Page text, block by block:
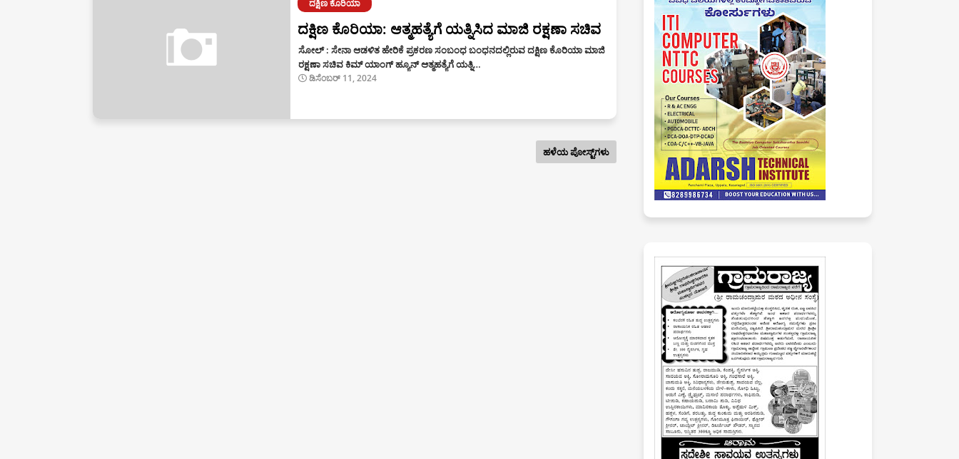
ದಕ್ಷಿಣ ಕೊರಿಯಾ
ದಕ್ಷಿಣ ಕೊರಿಯಾ: ಆತ್ಮಹತ್ಯೆಗೆ ಯತ್ನಿಸಿದ ಮಾಜಿ ರಕ್ಷಣಾ ಸಚಿವ
ಸೋಲ್ : ಸೇನಾ ಆಡಳಿತ ಹೇರಿಕೆ ಪ್ರಕರಣ ಸಂಬಂಧ ಬಂಧನದಲ್ಲಿರುವ ದಕ್ಷಿಣ ಕೊರಿಯಾ ಮಾಜಿ
ರಕ್ಷಣಾ ಸಚಿವ ಕಿಮ್‌ ಯಾಂಗ್ ಹ್ಯೂನ್ ಆತ್ಮಹತ್ಯೆಗೆ ಯತ್ನಿ…
ಡಿಸೆಂಬರ್ 11, 2024
ಹಳೆಯ ಪೋಸ್ಟ್‌ಗಳು